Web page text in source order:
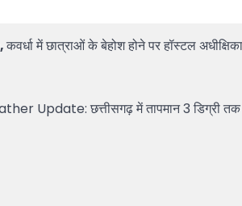
,कवर्धा में छात्राओं के बेहोश होने पर हॉस्टल
Update: छत्तीसगढ़ में तापमान 3 डिग्री तक